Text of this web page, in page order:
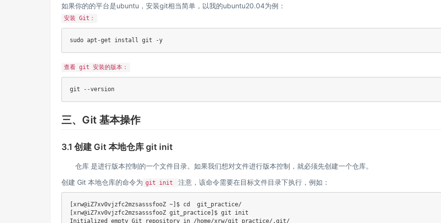
如果你的的平台是ubuntu，安装git相当简单，以我的ubuntu20.04为例：
安装 Git：
sudo apt-get install git
查看 git 安装的版本：
git
三、Git 基本操作
3.1 创建 Git 本地仓库 git init
仓库 是进行版本控制的一个文件目录。如果我们想对文件进行版本控制，就必须先创建一个仓库。
创建 Git 本地仓库的命令为 git init 注意，该命令需要在目标文件目录下执行，例如：
[xrw@iZ7xv0vjzfc2mzsasssfooZ ~] $ cd
[xrw@iZ7xv0vjzfc2mzsasssfooZ git_practice] $ git init
Initialized empty Git repository in